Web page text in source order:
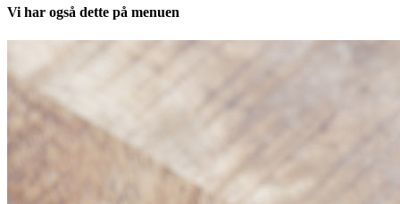
Vi har også dette på menuen